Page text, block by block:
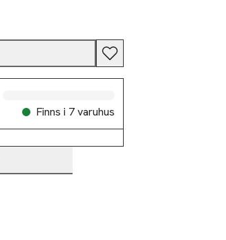
Finns i 7 varuhus